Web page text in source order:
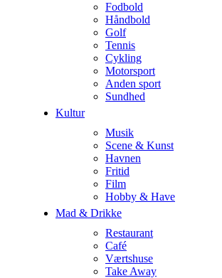
Fodbold
Håndbold
Golf
Tennis
Cykling
Motorsport
Anden sport
Sundhed
Kultur
Musik
Scene & Kunst
Havnen
Fritid
Film
Hobby & Have
Mad & Drikke
Restaurant
Café
Værtshuse
Take Away